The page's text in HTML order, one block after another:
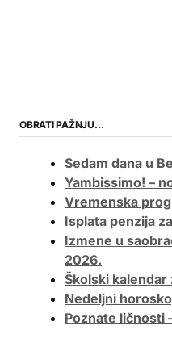
OBRATI PAŽNJU…
Sedam dana u
Yambissimo! –
Vremenska
Isplata penzija
Izmene u
2026.
Školski kalendar
Nedeljni
Poznate ličnosti